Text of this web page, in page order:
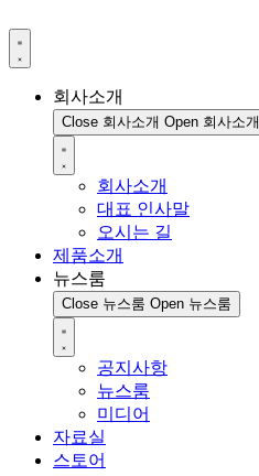
회사소개
Close 회사소개 Open 회사소개
회사소개
대표 인사말
오시는 길
제품소개
뉴스룸
Close 뉴스룸 Open 뉴스룸
공지사항
뉴스룸
미디어
자료실
스토어